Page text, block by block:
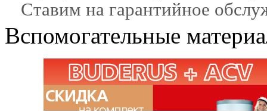
Ставим на гарантийное
Вспомогательные